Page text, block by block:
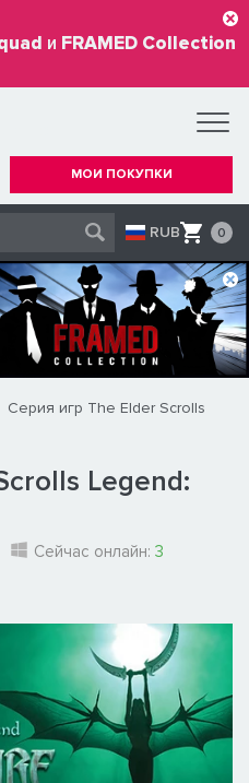
и FRAMED Collection
МОИ ПОКУПКИ
RUB 0
Серия игр The Elder Scrolls
Legend:
Сейчас онлайн: 3